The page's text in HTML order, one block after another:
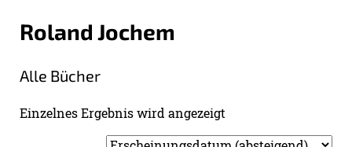
Ro­land Jo­chem
Alle Bü­cher
Ein­zel­nes Er­geb­nis wird an­ge­zeigt